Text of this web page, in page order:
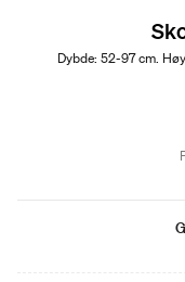
Dybde: 52-97 cm.